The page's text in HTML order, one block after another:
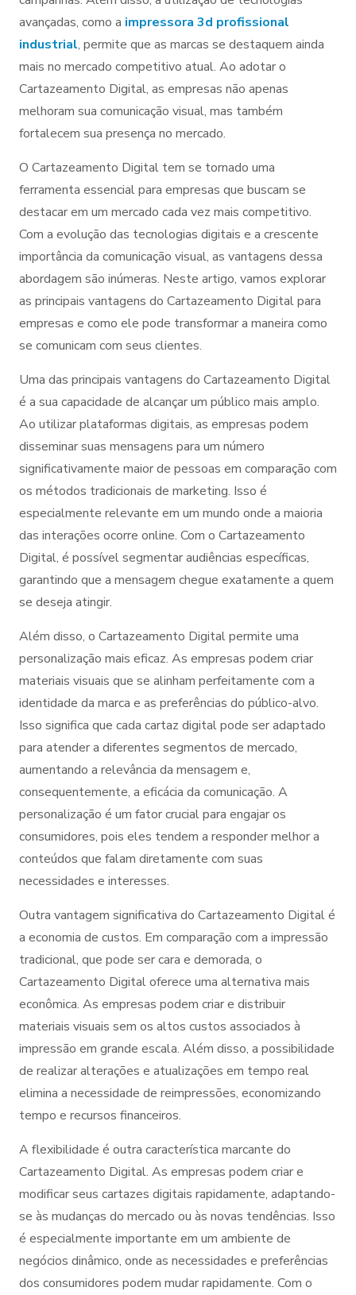
avançadas, como a impressora 3d profissional
industrial, permite que as marcas se destaquem ainda
mais no mercado competitivo atual. Ao adotar o
Cartazeamento Digital, as empresas não apenas
melhoram sua comunicação visual, mas também
fortalecem sua presença no mercado.
O Cartazeamento Digital tem se tornado uma
ferramenta essencial para empresas que buscam se
destacar em um mercado cada vez mais competitivo.
Com a evolução das tecnologias digitais e a crescente
importância da comunicação visual, as vantagens dessa
abordagem são inúmeras. Neste artigo, vamos explorar
as principais vantagens do Cartazeamento Digital para
empresas e como ele pode transformar a maneira como
se comunicam com seus clientes.
Uma das principais vantagens do Cartazeamento Digital
é a sua capacidade de alcançar um público mais amplo.
Ao utilizar plataformas digitais, as empresas podem
disseminar suas mensagens para um número
significativamente maior de pessoas em comparação com
os métodos tradicionais de marketing. Isso é
especialmente relevante em um mundo onde a maioria
das interações ocorre online. Com o Cartazeamento
Digital, é possível segmentar audiências específicas,
garantindo que a mensagem chegue exatamente a quem
se deseja atingir.
Além disso, o Cartazeamento Digital permite uma
personalização mais eficaz. As empresas podem criar
materiais visuais que se alinham perfeitamente com a
identidade da marca e as preferências do público-alvo.
Isso significa que cada cartaz digital pode ser adaptado
para atender a diferentes segmentos de mercado,
aumentando a relevância da mensagem e,
consequentemente, a eficácia da comunicação. A
personalização é um fator crucial para engajar os
consumidores, pois eles tendem a responder melhor a
conteúdos que falam diretamente com suas
necessidades e interesses.
Outra vantagem significativa do Cartazeamento Digital é
a economia de custos. Em comparação com a impressão
tradicional, que pode ser cara e demorada, o
Cartazeamento Digital oferece uma alternativa mais
econômica. As empresas podem criar e distribuir
materiais visuais sem os altos custos associados à
impressão em grande escala. Além disso, a possibilidade
de realizar alterações e atualizações em tempo real
elimina a necessidade de reimpressões, economizando
tempo e recursos financeiros.
A flexibilidade é outra característica marcante do
Cartazeamento Digital. As empresas podem criar e
modificar seus cartazes digitais rapidamente, adaptando-
se às mudanças do mercado ou às novas tendências. Isso
é especialmente importante em um ambiente de
negócios dinâmico, onde as necessidades e preferências
dos consumidores podem mudar rapidamente. Com o